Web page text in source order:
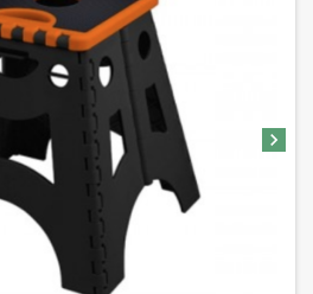
chevron_right